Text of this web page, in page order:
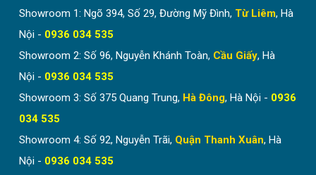
Showroom 1: Ngõ 394, Số 29, Đường Mỹ Đình, Từ Liêm, Hà
Nội - 0936 034 535
Showroom 2: Số 96, Nguyễn Khánh Toàn, Cầu Giấy, Hà
Nội - 0936 034 535
Showroom 3: Số 375 Quang Trung, Hà Đông, Hà Nội - 0936
034 535
Showroom 4: Số 92, Nguyễn Trãi, Quận Thanh Xuân, Hà
Nội - 0936 034 535